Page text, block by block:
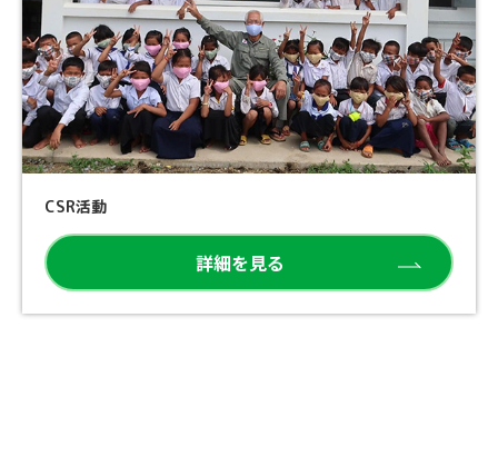
CSR活動
詳細を見る